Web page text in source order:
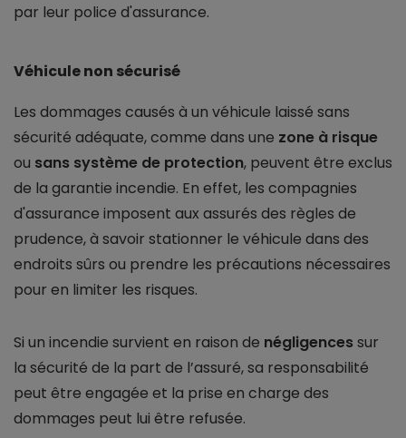
par leur police d'assurance.
Véhicule non sécurisé
Les dommages causés à un véhicule laissé sans
sécurité adéquate, comme dans une zone à risque
ou sans système de protection, peuvent être exclus
de la garantie incendie. En effet, les compagnies
d'assurance imposent aux assurés des règles de
prudence, à savoir stationner le véhicule dans des
endroits sûrs ou prendre les précautions nécessaires
pour en limiter les risques.
Si un incendie survient en raison de négligencessur
la sécurité de la part de l’assuré, sa responsabilité
peut être engagée et la prise en charge des
dommages peut lui être refusée.